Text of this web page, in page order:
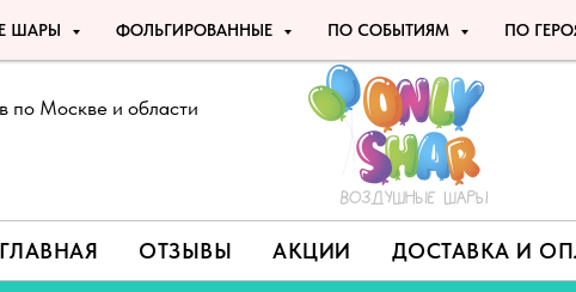
ШАРЫ ФОЛЬГИРОВАННЫЕ ПО СОБЫТИЯМ ПО
по Москве и области
ГЛАВНАЯ ОТЗЫВЫ АКЦИИ ДОСТАВКА И